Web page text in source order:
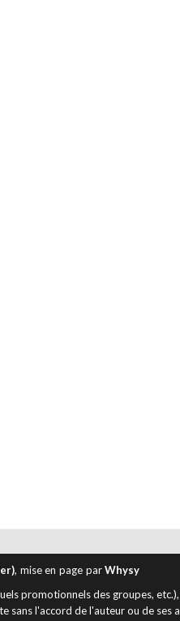
, mise en page parWhysy
promotionnels des groupes,
sans l'accord de l'auteur ou de ses